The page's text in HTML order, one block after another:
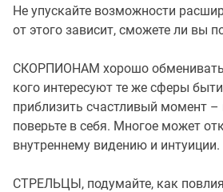
Не упускайте возможности
от этого зависит, сможете ли вы
СКОРПИОНАМ хорошо
кого интересуют те же сферы
приблизить счастливый момент –
поверьте в себя. Многое может
внутреннему видению и интуиции.
СТРЕЛЬЦЫ, подумайте, как